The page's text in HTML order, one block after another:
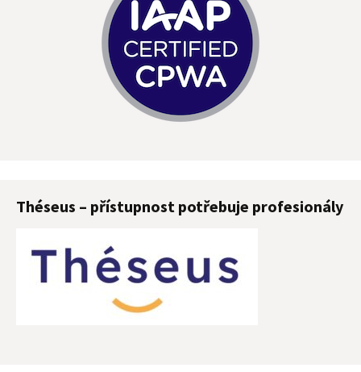
Théseus – přístupnost potřebuje profesionály